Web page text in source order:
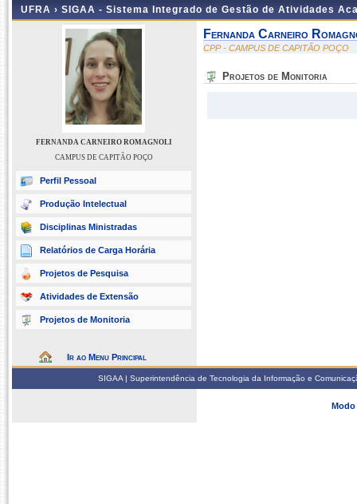
UFRA › SIGAA - Sistema Integrado de Gestão de Atividades
FERNANDA CARNEIRO ROMAGNOLI
CAMPUS DE CAPITÃO POÇO
Perfil Pessoal
Produção Intelectual
Disciplinas Ministradas
Relatórios de Carga Horária
Projetos de Pesquisa
Atividades de Extensão
Projetos de Monitoria
Ir ao Menu Principal
Fernanda Carneiro
CPP - CAMPUS DE CAPITÃO POÇO
Projetos de Monitoria
SIGAA | Superintendência de Tecnologia da Informação e
Modo